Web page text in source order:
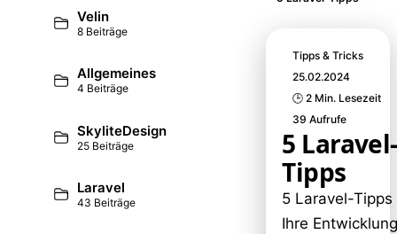
Velin
8 Beiträge
Allgemeines
4 Beiträge
SkyliteDesign
25 Beiträge
Laravel
43 Beiträge
Tipps & Tricks
25.02.2024
🕒 2 Min. Lesezeit
39 Aufrufe
5 Laravel-
Tipps
5 Laravel-Tipps
Ihre